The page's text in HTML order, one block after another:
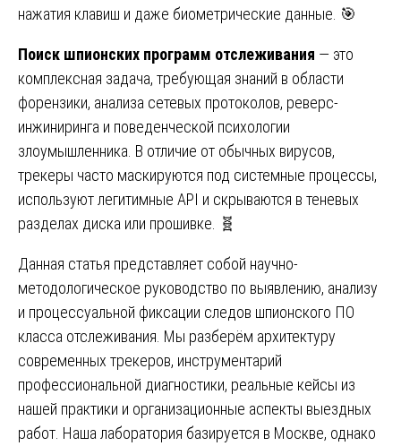
нажатия клавиш и даже биометрические данные. 🎯
Поиск шпионских программ отслеживания — это
комплексная задача, требующая знаний в области
форензики, анализа сетевых протоколов, реверс-
инжиниринга и поведенческой психологии
злоумышленника. В отличие от обычных вирусов,
трекеры часто маскируются под системные процессы,
используют легитимные API и скрываются в теневых
разделах диска или прошивке. 🧬
Данная статья представляет собой научно-
методологическое руководство по выявлению, анализу
и процессуальной фиксации следов шпионского ПО
класса отслеживания. Мы разберём архитектуру
современных трекеров, инструментарий
профессиональной диагностики, реальные кейсы из
нашей практики и организационные аспекты выездных
работ. Наша лаборатория базируется в Москве, однако